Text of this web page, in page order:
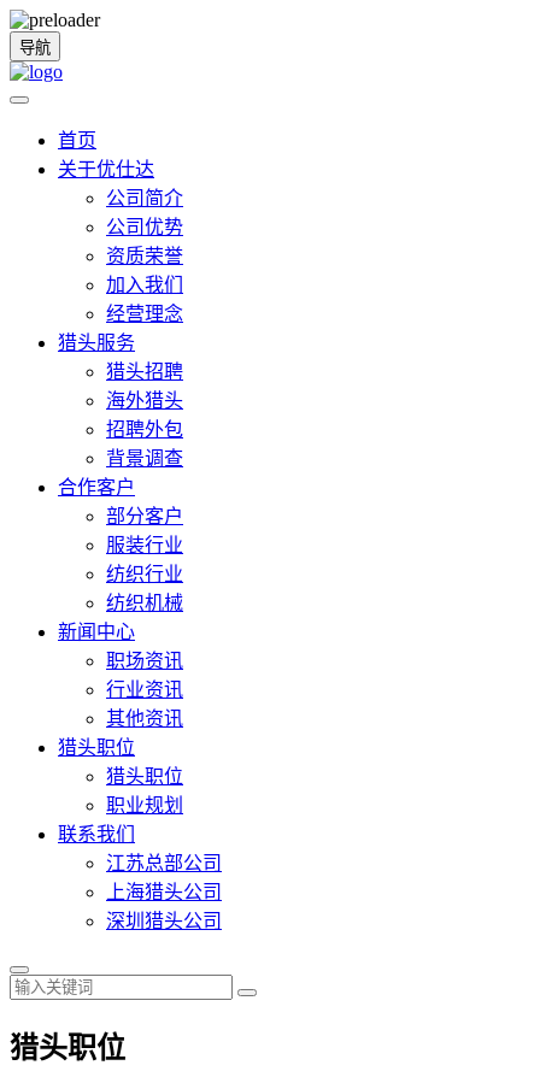
导航
首页
关于优仕达
公司简介
公司优势
资质荣誉
加入我们
经营理念
猎头服务
猎头招聘
海外猎头
招聘外包
背景调查
合作客户
部分客户
服装行业
纺织行业
纺织机械
新闻中心
职场资讯
行业资讯
其他资讯
猎头职位
猎头职位
职业规划
联系我们
江苏总部公司
上海猎头公司
深圳猎头公司
猎头职位